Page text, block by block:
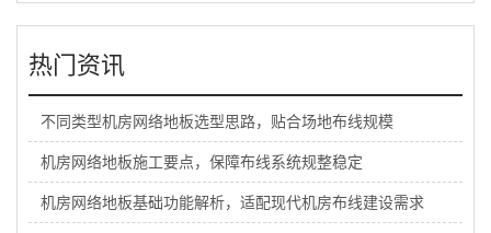
热门资讯
不同类型机房网络地板选型思路，贴合场地布线规模
机房网络地板施工要点，保障布线系统规整稳定
机房网络地板基础功能解析，适配现代机房布线建设需求